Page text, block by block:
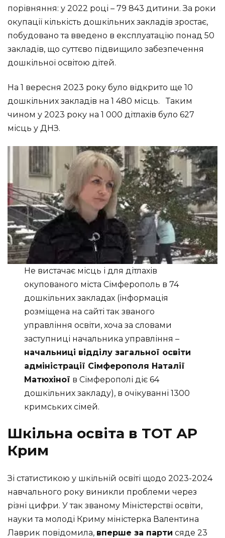
порівняння: у 2022 році – 79 843 дитини. За роки
окупації кількість дошкільних закладів зростає,
побудовано та введено в експлуатацію понад 50
закладів, що суттєво підвищило забезпечення
дошкільної освітою дітей.
На 1 вересня 2023 року було відкрито ще 10
дошкільних закладів на 1 480 місць. Таким
чином у 2023 року на 1 000 дітлахів було 627
місць у ДНЗ.
Не вистачає місць і для дітлахів
окупованого міста Сімферополь в 74
дошкільних закладах (інформація
розміщена на сайті так званого
управління освіти, хоча за словами
заступниці начальника управління –
начальниці відділу загальної освіти
адміністрації Сімферополя Наталії
Матюхіної в Сімферополі діє 64
дошкільних закладу), в очікуванні 1300
кримських сімей.
Шкільна освіта в ТОТ АР
Крим
Зі статистикою у шкільній освіті щодо 2023-2024
навчального року виникли проблеми через
різні цифри. У так званому Міністерстві освіти,
науки та молоді Криму міністерка Валентина
Лаврик повідомила, вперше за парти сяде 23